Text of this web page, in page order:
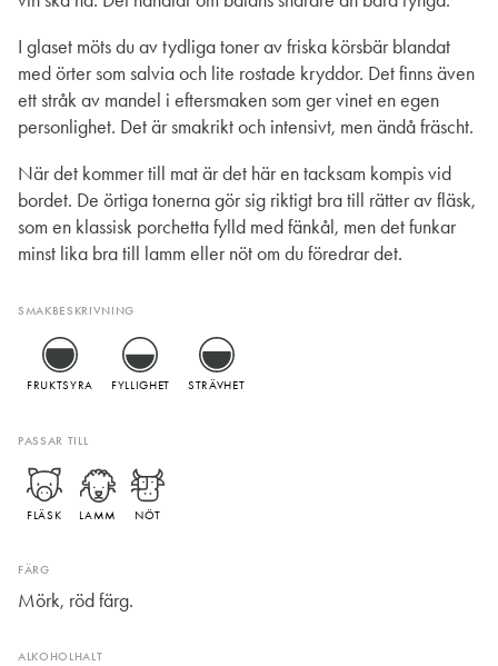
I glaset möts du av tydliga toner av friska körsbär blandat
med örter som salvia och lite rostade kryddor. Det finns även
ett stråk av mandel i eftersmaken som ger vinet en egen
personlighet. Det är smakrikt och intensivt, men ändå fräscht.
När det kommer till mat är det här en tacksam kompis vid
bordet. De örtiga tonerna gör sig riktigt bra till rätter av fläsk,
som en klassisk porchetta fylld med fänkål, men det funkar
minst lika bra till lamm eller nöt om du föredrar det.
SMAKBESKRIVNING
FRUKTSYRA FYLLIGHET STRÄVHET
PASSAR TILL
FLÄSK LAMM NÖT
FÄRG
Mörk, röd färg.
ALKOHOLHALT